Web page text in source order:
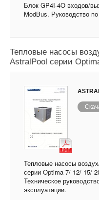
Блок GP4I-4O входов/
ModBus. Руководство
Тепловые насосы
AstralPool серии
Тепловые насосы
серии Optima 7/ 12/ 15/
Техническое
эксплуатации.